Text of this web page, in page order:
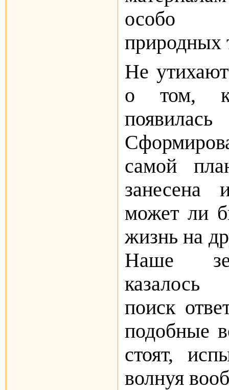
особо
природных
Не
о том,
самой
занесена
может ли
жизнь на
Наше
казалось
поиск
подобные
стоят,
волнуя